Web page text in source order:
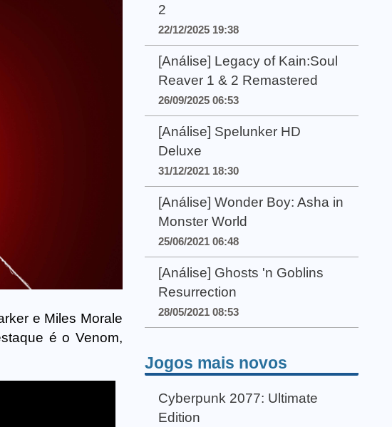
e Miles Morale
é o Venom,
2
22/12/2025 19:38
[Análise] Legacy of Kain:Soul
Reaver 1 & 2 Remastered
26/09/2025 06:53
[Análise] Spelunker HD
Deluxe
31/12/2021 18:30
[Análise] Wonder Boy: Asha in
Monster World
25/06/2021 06:48
[Análise] Ghosts 'n Goblins
Resurrection
28/05/2021 08:53
Jogos mais novos
Cyberpunk 2077: Ultimate
Edition